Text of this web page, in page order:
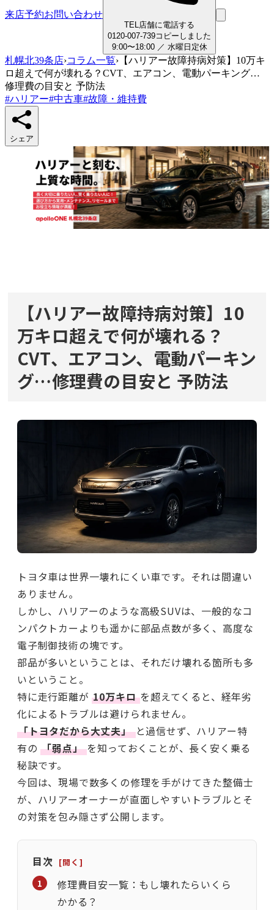
来店予約お問い合わせ
TEL 店舗に電話する
01 20-007-739コピーしました
9:00〜18:00／ 水曜日 定休
札幌北39条店›コラム一覧› 【ハリアー故障持病対策】10万キ
ロ超えで何が壊れる？CVT、エアコン、電動パーキング…
修理費の目安と 予防法
#ハリアー#中古車#故障・維持費
シェア
【ハリアー故障持病対策】10
万キロ超えで何が壊れる？
CVT、エアコン、電動パーキン
グ…修理費の目安と 予防法
トヨタ車は世界一壊れにくい車です。それは間違い
ありません。
しかし、ハリアーのような高級SUVは、一般的なコ
ンパクトカーよりも遥かに部品点数が多く、高度な
電子制御技術の塊です。
部品が多いということは、それだけ壊れる箇所も多
いということ。
特に走行距離が10万キロを超えてくると、経年劣
化によるトラブルは避けられません。
「トヨタだから大丈夫」と過信せず、ハリアー特
有の「弱点」を知っておくことが、長く安く乗る
秘訣です。
今回は、現場で数多くの修理を手がけてきた整備士
が、ハリアーオーナーが直面しやすいトラブルとそ
の対策を包み隠さず公開します。
目次
修理費目安一覧：もし壊れたらいくら
かかる？